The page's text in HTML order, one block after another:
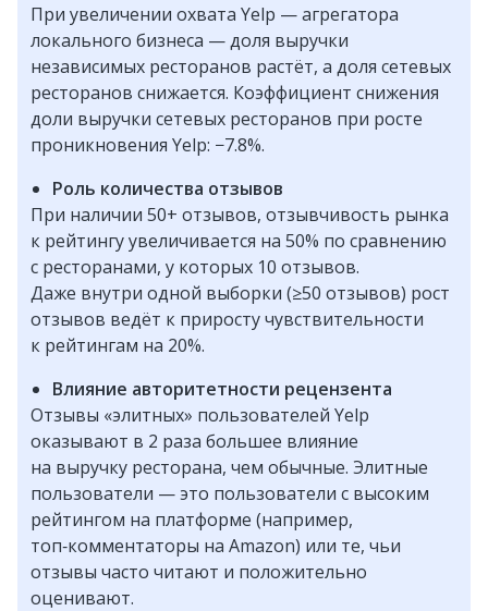
При увеличении охвата Yelp — агрегатора
локального бизнеса — доля выручки
независимых ресторанов растёт, а доля сетевых
ресторанов снижается. Коэффициент снижения
доли выручки сетевых ресторанов при росте
проникновения Yelp: −7.8%.
Роль количества отзывов
При наличии 50+ отзывов, отзывчивость рынка
к рейтингу увеличивается на 50% по сравнению
с ресторанами, у которых 10 отзывов.
Даже внутри одной выборки (≥50 отзывов) рост
отзывов ведёт к приросту чувствительности
к рейтингам на 20%.
Влияние авторитетности рецензента
Отзывы «элитных» пользователей Yelp
оказывают в 2 раза большее влияние
на выручку ресторана, чем обычные. Элитные
пользователи — это пользователи с высоким
рейтингом на платформе (например,
топ‑комментаторы на Amazon) или те, чьи
отзывы часто читают и положительно
оценивают.